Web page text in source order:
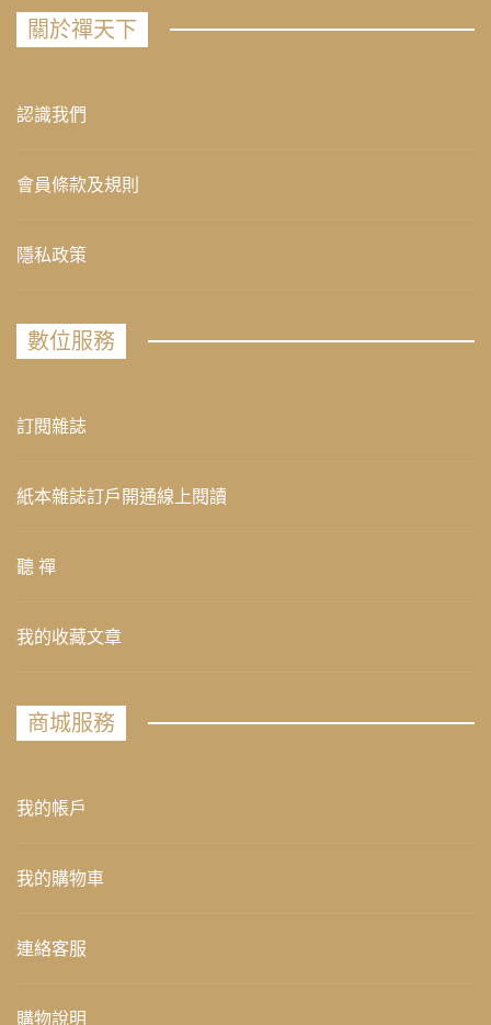
關於禪天下
認識我們
會員條款及規則
隱私政策
數位服務
訂閱雜誌
紙本雜誌訂戶開通線上閱讀
聽 禪
我的收藏文章
商城服務
我的帳戶
我的購物車
連絡客服
購物說明